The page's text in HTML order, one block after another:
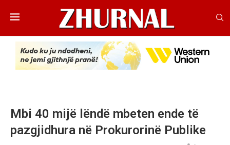
Mbi 40 mijë lëndë mbeten ende të
pazgjidhura në Prokurorinë Publike